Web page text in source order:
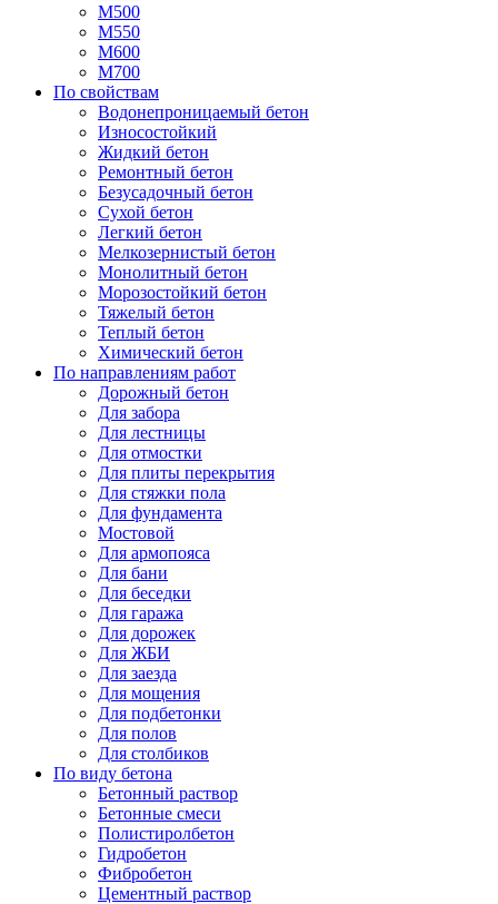
М500
М550
М600
М700
По свойствам
Водонепроницаемый бетон
Износостойкий
Жидкий бетон
Ремонтный бетон
Безусадочный бетон
Сухой бетон
Легкий бетон
Мелкозернистый бетон
Монолитный бетон
Морозостойкий бетон
Тяжелый бетон
Теплый бетон
Химический бетон
По направлениям работ
Дорожный бетон
Для забора
Для лестницы
Для отмостки
Для плиты перекрытия
Для стяжки пола
Для фундамента
Мостовой
Для армопояса
Для бани
Для беседки
Для гаража
Для дорожек
Для ЖБИ
Для заезда
Для мощения
Для подбетонки
Для полов
Для столбиков
По виду бетона
Бетонный раствор
Бетонные смеси
Полистиролбетон
Гидробетон
Фибробетон
Цементный раствор